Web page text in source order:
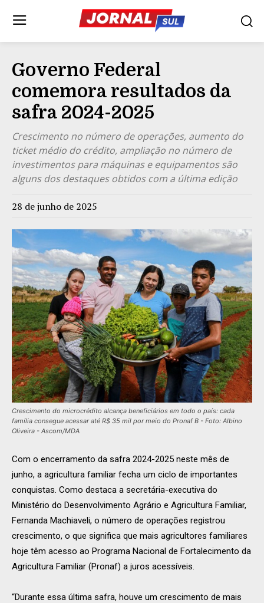
Governo Federal
comemora resultados da
safra 2024-2025
Crescimento no número de operações, aumento do
ticket médio do crédito, ampliação no número de
investimentos para máquinas e equipamentos são
alguns dos destaques obtidos com a última edição
28 de junho de 2025
Crescimento do microcrédito alcança beneficiários em todo o país: cada
família consegue acessar até R$ 35 mil por meio do Pronaf B - Foto: Albino
Oliveira - Ascom/MDA
Com o encerramento da safra 2024-2025 neste mês de
junho, a agricultura familiar fecha um ciclo de importantes
conquistas. Como destaca a secretária-executiva do
Ministério do Desenvolvimento Agrário e Agricultura Familiar,
Fernanda Machiaveli, o número de operações registrou
crescimento, o que significa que mais agricultores familiares
hoje têm acesso ao Programa Nacional de Fortalecimento da
Agricultura Familiar (Pronaf) a juros acessíveis.
“Durante essa última safra, houve um crescimento de mais